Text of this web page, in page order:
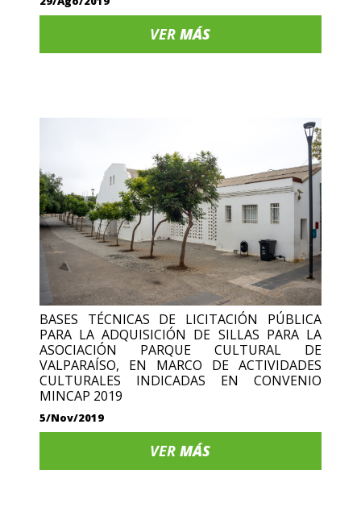
VERMÁS
BASES TÉCNICAS DE LICITACIÓN PÚBLICA
PARA LA ADQUISICIÓN DE SILLAS PARA LA
ASOCIACIÓN PARQUE CULTURAL DE
VALPARAÍSO, EN MARCO DE ACTIVIDADES
CULTURALES INDICADAS EN CONVENIO
MINCAP 2019
5/Nov/2019
VERMÁS